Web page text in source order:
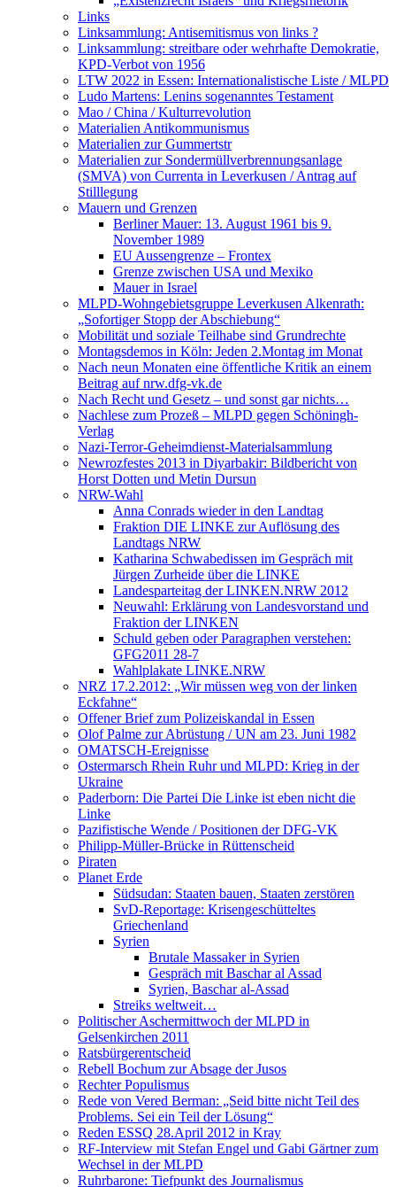
Links
Linksammlung: Antisemitismus von links ?
Linksammlung: streitbare oder wehrhafte Demokratie,
KPD-Verbot von 1956
LTW 2022 in Essen: Internationalistische Liste / MLPD
Ludo Martens: Lenins sogenanntes Testament
Mao / China / Kulturrevolution
Materialien Antikommunismus
Materialien zur Gummertstr
Materialien zur Sondermüllverbrennungsanlage
(SMVA) von Currenta in Leverkusen / Antrag auf
Stilllegung
Mauern und Grenzen
Berliner Mauer: 13. August 1961 bis 9.
November 1989
EU Aussengrenze – Frontex
Grenze zwischen USA und Mexiko
Mauer in Israel
MLPD-Wohngebietsgruppe Leverkusen Alkenrath:
„Sofortiger Stopp der Abschiebung“
Mobilität und soziale Teilhabe sind Grundrechte
Montagsdemos in Köln: Jeden 2.Montag im Monat
Nach neun Monaten eine öffentliche Kritik an einem
Beitrag auf nrw.dfg-vk.de
Nach Recht und Gesetz – und sonst gar nichts…
Nachlese zum Prozeß – MLPD gegen Schöningh-
Verlag
Nazi-Terror-Geheimdienst-Materialsammlung
Newrozfestes 2013 in Diyarbakir: Bildbericht von
Horst Dotten und Metin Dursun
NRW-Wahl
Anna Conrads wieder in den Landtag
Fraktion DIE LINKE zur Auflösung des
Landtags NRW
Katharina Schwabedissen im Gespräch mit
Jürgen Zurheide über die LINKE
Landesparteitag der LINKEN.NRW 2012
Neuwahl: Erklärung von Landesvorstand und
Fraktion der LINKEN
Schuld geben oder Paragraphen verstehen:
GFG2011 28-7
Wahlplakate LINKE.NRW
NRZ 17.2.2012: „Wir müssen weg von der linken
Eckfahne“
Offener Brief zum Polizeiskandal in Essen
Olof Palme zur Abrüstung / UN am 23. Juni 1982
OMATSCH-Ereignisse
Ostermarsch Rhein Ruhr und MLPD: Krieg in der
Ukraine
Paderborn: Die Partei Die Linke ist eben nicht die
Linke
Pazifistische Wende / Positionen der DFG-VK
Philipp-Müller-Brücke in Rüttenscheid
Piraten
Planet Erde
Südsudan: Staaten bauen, Staaten zerstören
SvD-Reportage: Krisengeschütteltes
Griechenland
Syrien
Brutale Massaker in Syrien
Gespräch mit Baschar al Assad
Syrien, Baschar al-Assad
Streiks weltweit…
Politischer Aschermittwoch der MLPD in
Gelsenkirchen 2011
Ratsbürgerentscheid
Rebell Bochum zur Absage der Jusos
Rechter Populismus
Rede von Vered Berman: „Seid bitte nicht Teil des
Problems. Sei ein Teil der Lösung“
Reden ESSQ 28.April 2012 in Kray
RF-Interview mit Stefan Engel und Gabi Gärtner zum
Wechsel in der MLPD
Ruhrbarone: Tiefpunkt des Journalismus